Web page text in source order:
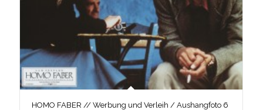
HOMO FABER // Werbung und Verleih / Aushangfoto 6